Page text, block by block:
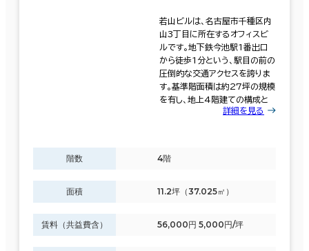
若山ビルは、名古屋市千種区内
山3丁目に所在するオフィスビ
ルです。地下鉄今池駅1番出口
から徒歩1分という、駅目の前の
圧倒的な交通アクセスを誇りま
す。基準階面積は約27坪の規模
を有し、地上4階建ての構成と
詳細を見る
階数 4階
面積 11.2坪（37.025㎡）
賃料（共益費含） 56,000円 5,000円/坪
該当数
497室
この条件で検索する
階数
1階